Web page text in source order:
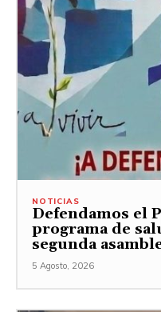
NOTICIAS
Defendamos el
programa de
segunda
5 Agosto, 2026